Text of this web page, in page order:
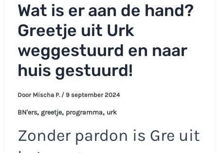
Wat is er aan de hand?
Greetje uit Urk
weggestuurd en naar
huis gestuurd!
Door Mischa P. / 9 september 2024
BN'ers, greetje, programma, urk
Zonder pardon is Gre uit